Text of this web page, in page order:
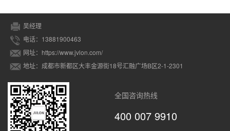
吴经理
电话：13881900463
网址：https://www.jvlon.com/
地址：成都市新都区大丰金源街18号汇融广场B区2-1-2301
全国咨询热线
400 007 9910